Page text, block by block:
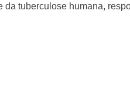
tuberculose humana,